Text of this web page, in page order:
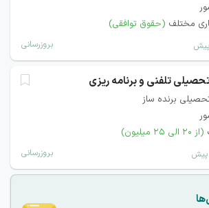
مختلف (حقوق توافقی)
بروزرسانی
تلفنی و برنامه ریزی
برنده ساز
(از ۲۰ الی ۲۵ میلیون)
بروزرسانی